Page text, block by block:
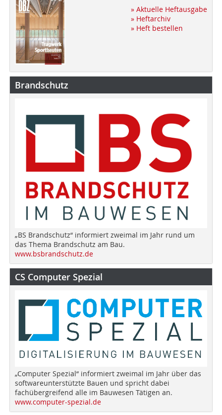
» Aktuelle Heftausgabe
» Heftarchiv
» Heft bestellen
Brandschutz
„BS Brandschutz“ informiert zweimal im Jahr rund um
das Thema Brandschutz am Bau.
www.bsbrandschutz.de
CS Computer Spezial
„Computer Spezial“ informiert zweimal im Jahr über das
softwareunterstützte Bauen und spricht dabei
fachübergreifend alle im Bauwesen Tätigen an.
www.computer-spezial.de